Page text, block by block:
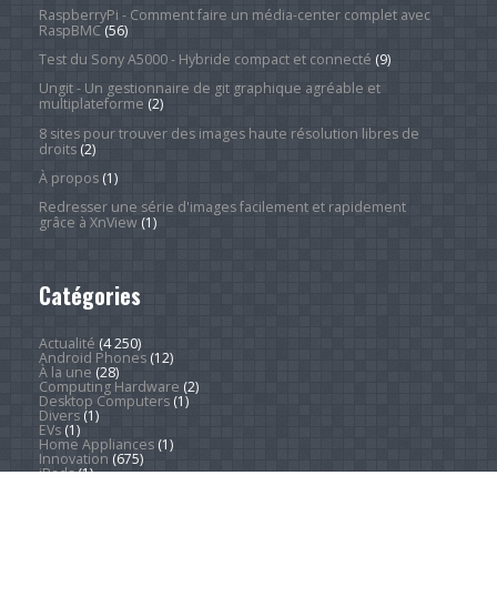
RaspberryPi - Comment faire un média-center complet avec
RaspBMC(56)
Test du Sony A5000 - Hybride compact et connecté (9)
Ungit - Un gestionnaire de git graphique agréable et
multiplateforme (2)
8 sites pour trouver des images haute résolution libres de
droits(2)
À propos(1)
Redresser une série d'images facilement et rapidement
grâce à XnView(1)
Catégories
Actualité (4 250)
Android Phones(12)
À la une (28)
Computing Hardware (2)
Desktop Computers(1)
Divers(1)
EVs(1)
Home Appliances(1)
Innovation (675)
iPads(1)